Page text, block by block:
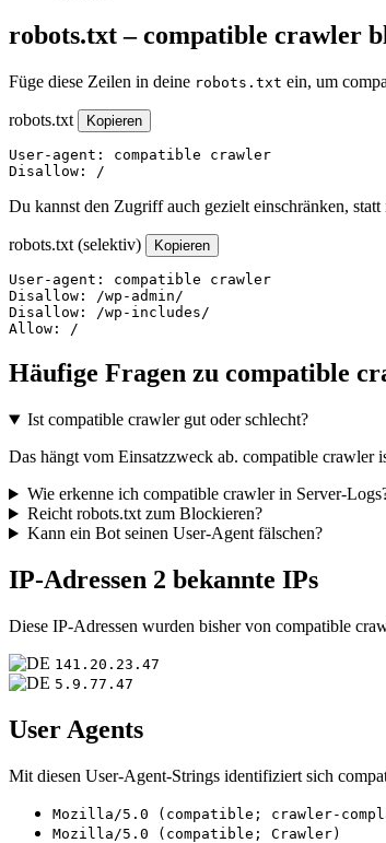
robots.txt – compatible crawler
Füge diese Zeilen in deine robots.txt ein, um
robots.txt Kopieren
User-agent: compatible crawler
Disallow: /
Du kannst den Zugriff auch gezielt einschränken,
robots.txt (selektiv) Kopieren
User-agent: compatible crawler
Disallow: /wp-admin/
Disallow: /wp-includes/
Allow: /
Häufige Fragen zu compatible
Ist compatible crawler gut oder schlecht?
Das hängt vom Einsatzzweck ab. compatible crawler
Wie erkenne ich compatible crawler in Server-
Reicht robots.txt zum Blockieren?
Kann ein Bot seinen User-Agent fälschen?
IP-Adressen 2 bekannte IPs
Diese IP-Adressen wurden bisher von compatible
141.20.23.47
5.9.77.47
User Agents
Mit diesen User-Agent-Strings identifiziert sich
Mozilla/5.0 (compatible; crawler-
Mozilla/5.0 (compatible; Crawler)